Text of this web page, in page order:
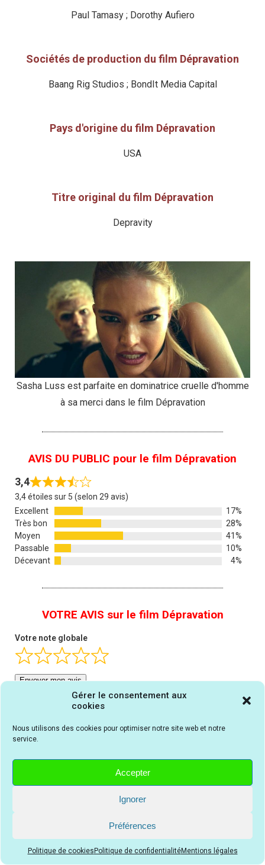
Gérer le consentement aux
cookies
Nous utilisons des cookies pour optimiser notre site web et notre
service.
Accepter
Ignorer
Préférences
Politique de cookies Politique de confidentialitéMentions légales
Paul Tamasy ; Dorothy Aufiero
Sociétés de production du film Dépravation
Baang Rig Studios ; BondIt Media Capital
Pays d'origine du film Dépravation
USA
Titre original du film Dépravation
Depravity
Sasha Luss est parfaite en dominatrice cruelle d'homme
à sa merci dans le film Dépravation
AVIS DU PUBLIC pour le film Dépravation
3,4
3,4 étoiles sur 5 (selon 29 avis)
Excellent
17%
Très bon
28%
Moyen
41%
Passable
10%
Décevant
4%
VOTRE AVIS sur le film Dépravation
Votre note globale
Envoyer mon avis
Alex a la bouche remplie par un bâillon-boule face à la
belle Tovia qui va le martyriser avec une rare perversion
dans le film Dépravation